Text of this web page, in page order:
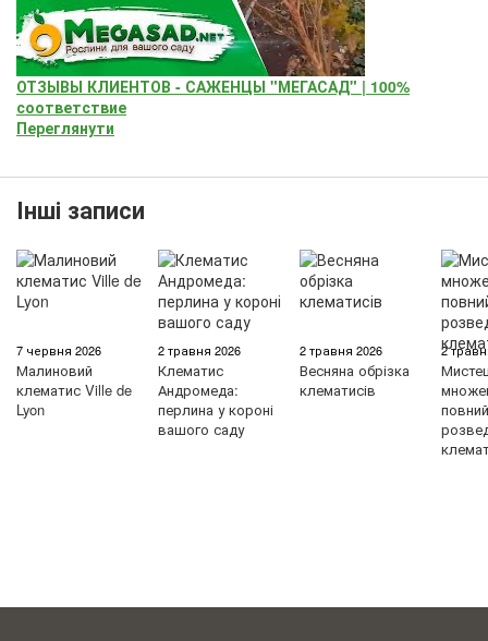
ОТЗЫВЫ КЛИЕНТОВ - САЖЕНЦЫ "МЕГАСАД" | 100%
соответствие
Переглянути
Інші записи
7 червня 2026
Малиновий
клематис Ville de
Lyon
2 травня 2026
Клематис
Андромеда:
перлина у короні
вашого саду
2 травня 2026
Весняна обрізка
клематисів
2
повний